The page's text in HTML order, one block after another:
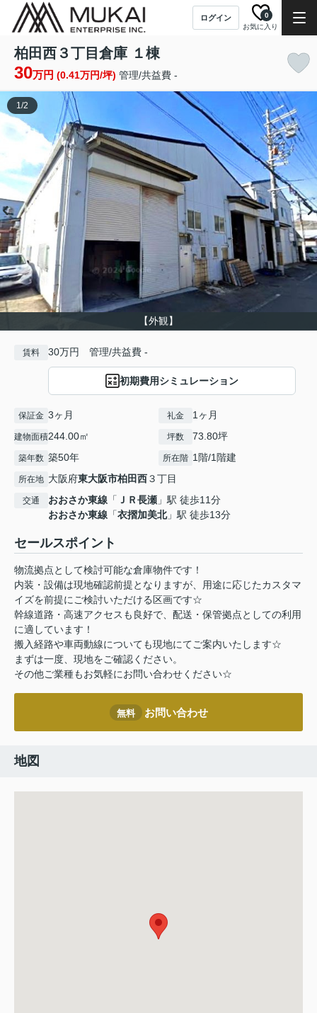
ログイン
お気に入り
0
柏田西３丁目倉庫 １棟
30万円 (0.41万円/坪) 管理/共益費 -
【外観】
1/2
賃料 30万円 管理/共益費 -
初期費用シミュレーション
保証金 3ヶ月 礼金 1ヶ月
建物面積244.00㎡ 坪数 73.80坪
築年数 築50年 所在階 1階/1階建
所在地 大阪府東大阪市柏田西３丁目
交通 おおさか東線 「 ＪＲ長瀬 」駅 徒歩11分
おおさか東線 「衣摺加美北」駅 徒歩13分
セールスポイント
物流拠点として検討可能な倉庫物件です！
内装・設備は現地確認前提となりますが、用途に応じたカスタマ
イズを前提にご検討いただける区画です☆
幹線道路・高速アクセスも良好で、配送・保管拠点としての利用
に適しています！
搬入経路や車両動線についても現地にてご案内いたします☆
まずは一度、現地をご確認ください。
その他ご業種もお気軽にお問い合わせください☆
無料 お問い合わせ
地図